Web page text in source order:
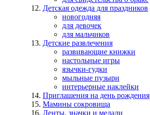
Детская одежда для праздников
новогодняя
для девочек
для мальчиков
Детские развлечения
развивающие книжки
настольные игры
язычки-гудки
мыльные пузыри
интерьерные наклейки
Приглашения на день рождения
Мамины сокровища
Ленты, значки и медали